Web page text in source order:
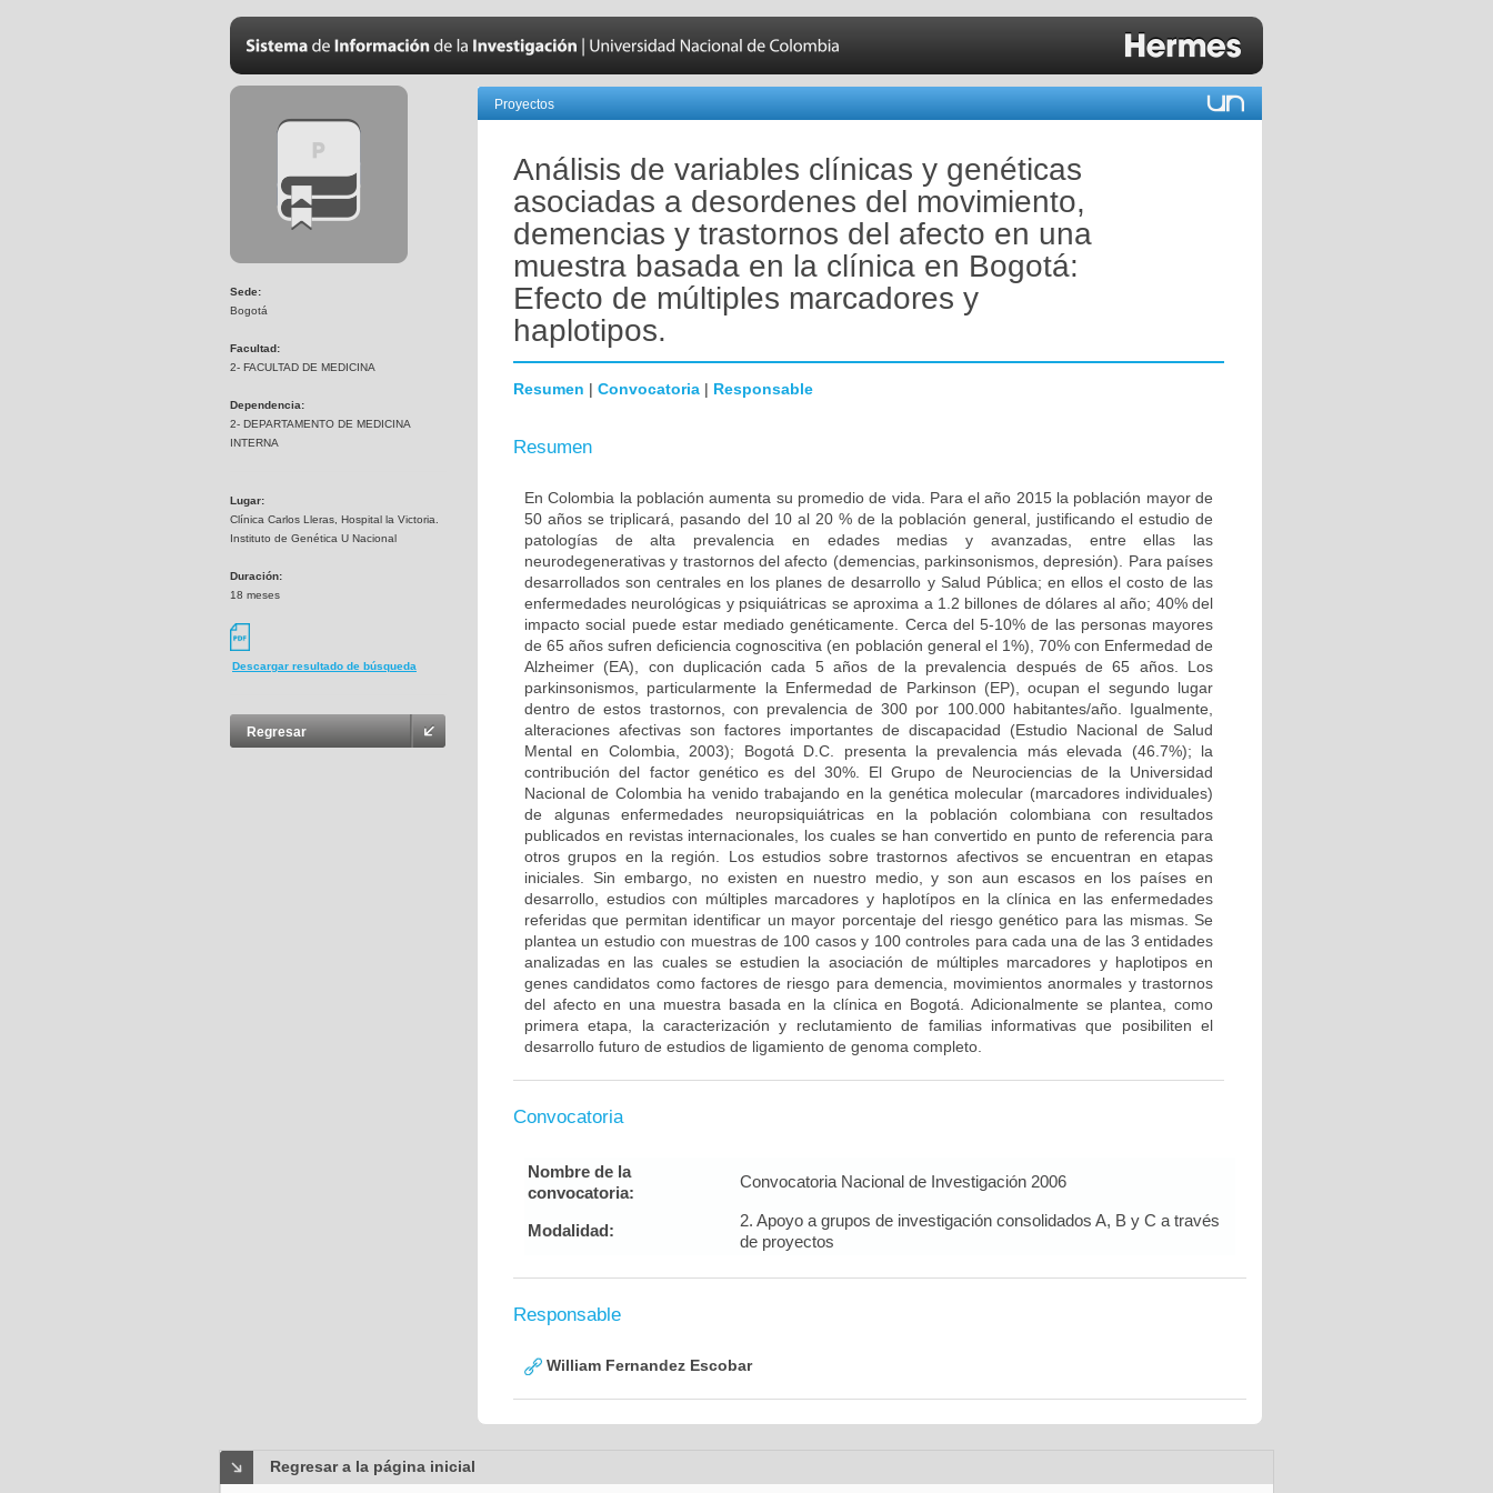
Sede:
Bogotá
Facultad:
2- FACULTAD DE MEDICINA
Dependencia:
2- DEPARTAMENTO DE MEDICINA
INTERNA
Lugar:
Clínica Carlos Lleras, Hospital la Victoria.
Instituto de Genética U Nacional
Duración:
18 meses
Descargar resultado de búsqueda
Regresar
Proyectos
Análisis de variables clínicas y genéticas
asociadas a desordenes del movimiento,
demencias y trastornos del afecto en una
muestra basada en la clínica en Bogotá:
Efecto de múltiples marcadores y
haplotipos.
Resumen | Convocatoria | Responsable
Resumen
En Colombia la población aumenta su promedio de vida. Para el año 2015 la población mayor de
50 años se triplicará, pasando del 10 al 20 % de la población general, justificando el estudio de
patologías de alta prevalencia en edades medias y avanzadas, entre ellas las
neurodegenerativas y trastornos del afecto (demencias, parkinsonismos, depresión). Para países
desarrollados son centrales en los planes de desarrollo y Salud Pública; en ellos el costo de las
enfermedades neurológicas y psiquiátricas se aproxima a 1.2 billones de dólares al año; 40% del
impacto social puede estar mediado genéticamente. Cerca del 5-10% de las personas mayores
de 65 años sufren deficiencia cognoscitiva (en población general el 1%), 70% con Enfermedad de
Alzheimer (EA), con duplicación cada 5 años de la prevalencia después de 65 años. Los
parkinsonismos, particularmente la Enfermedad de Parkinson (EP), ocupan el segundo lugar
dentro de estos trastornos, con prevalencia de 300 por 100.000 habitantes/año. Igualmente,
alteraciones afectivas son factores importantes de discapacidad (Estudio Nacional de Salud
Mental en Colombia, 2003); Bogotá D.C. presenta la prevalencia más elevada (46.7%); la
contribución del factor genético es del 30%. El Grupo de Neurociencias de la Universidad
Nacional de Colombia ha venido trabajando en la genética molecular (marcadores individuales)
de algunas enfermedades neuropsiquiátricas en la población colombiana con resultados
publicados en revistas internacionales, los cuales se han convertido en punto de referencia para
otros grupos en la región. Los estudios sobre trastornos afectivos se encuentran en etapas
iniciales. Sin embargo, no existen en nuestro medio, y son aun escasos en los países en
desarrollo, estudios con múltiples marcadores y haplotípos en la clínica en las enfermedades
referidas que permitan identificar un mayor porcentaje del riesgo genético para las mismas. Se
plantea un estudio con muestras de 100 casos y 100 controles para cada una de las 3 entidades
analizadas en las cuales se estudien la asociación de múltiples marcadores y haplotipos en
genes candidatos como factores de riesgo para demencia, movimientos anormales y trastornos
del afecto en una muestra basada en la clínica en Bogotá. Adicionalmente se plantea, como
primera etapa, la caracterización y reclutamiento de familias informativas que posibiliten el
desarrollo futuro de estudios de ligamiento de genoma completo.
Convocatoria
Nombre de la
convocatoria:
Convocatoria Nacional de Investigación 2006
Modalidad:
2. Apoyo a grupos de investigación consolidados A, B y C a través
de proyectos
Responsable
William Fernandez Escobar
Regresar a la página inicial